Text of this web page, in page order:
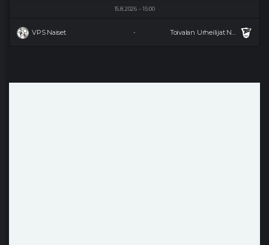
15.8.2026 15:00
VPS Naiset -